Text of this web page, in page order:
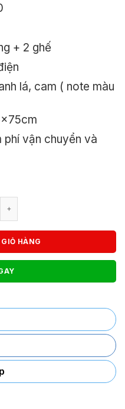
+ 2 ghế
lá, cam ( note màu
phí vận chuyển và
cafe ngoài trời xếp gọn
HÀNG